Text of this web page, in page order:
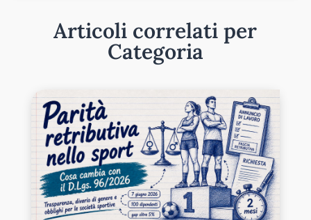
Articoli correlati per
Categoria